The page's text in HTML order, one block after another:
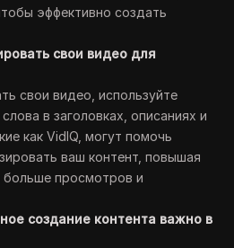
эффективно создать
свои видео для
свои видео, используйте
в заголовках, описаниях и
как VidIQ, могут помочь
ваш контент, повышая
больше просмотров и
создание контента важно в